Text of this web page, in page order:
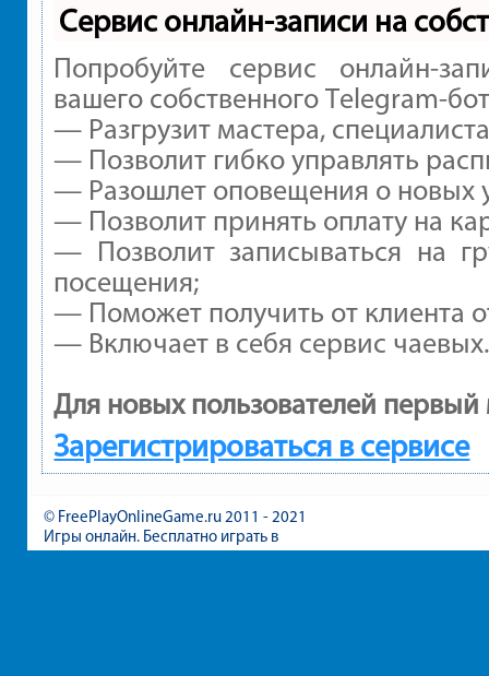
Сервис онлайн-записи на
Попробуйте сервис онлайн-
вашего собственного Telegram-
— Разгрузит мастера,
— Позволит гибко управлять
— Разошлет оповещения о новых
— Позволит принять оплату на
— Позволит записываться на
посещения;
— Поможет получить от клиента
— Включает в себя сервис чаевых.
Для новых пользователей первый
Зарегистрироваться в сервисе
© FreePlayOnlineGame.ru 2011 - 2021
Игры онлайн. Бесплатно играть в
игры для девочек и мальчиков